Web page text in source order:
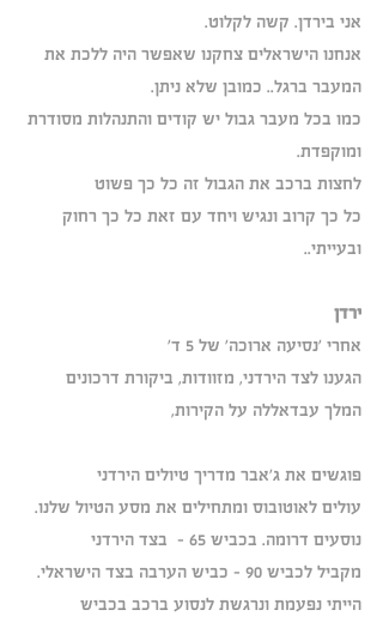
אני בירדן. קשה לקלוט.
אנחנו הישראלים צחקנו שאפשר היה ללכת את
המעבר ברגל.. כמובן שלא ניתן.
כמו בכל מעבר גבול יש קודים והתנהלות מסודרת
ומוקפדת.
לחצות ברכב את הגבול זה כל כך פשוט
כל כך קרוב ונגיש ויחד עם זאת כל כך רחוק
ובעייתי..
ירדן
אחרי 'נסיעה ארוכה' של 5 ד'
הגענו לצד הירדני, מזוודות, ביקורת דרכונים
המלך עבדאללה על הקירות,
פוגשים את ג'אבר מדריך טיולים הירדני
עולים לאוטובוס ומתחילים את מסע הטיול שלנו.
נוסעים דרומה. בכביש 65 –  בצד הירדני
מקביל לכביש 90 – כביש הערבה בצד הישראלי.
הייתי נפעמת ונרגשת לנסוע ברכב בכביש